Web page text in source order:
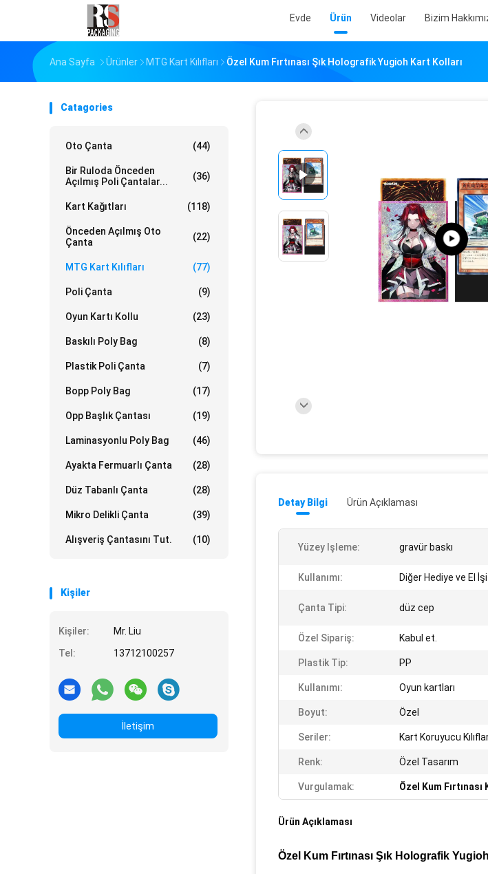
Evde Ürün Videolar Bizim
Ana Sayfa Ürünler MTG Kart Kılıfları Özel Kum Fırtınası Şık Holografik Yugioh Kart Kolları
Catagories
Oto Çanta (44)
Bir Ruloda Önceden
Açılmış Poli Çantalar...
(36)
Kart Kağıtları (118)
Önceden Açılmış Oto
Çanta
(22)
MTG Kart Kılıfları (77)
Poli Çanta (9)
Oyun Kartı Kollu (23)
Baskılı Poly Bag (8)
Plastik Poli Çanta (7)
Bopp Poly Bag (17)
Opp Başlık Çantası (19)
Laminasyonlu Poly Bag (46)
Ayakta Fermuarlı Çanta (28)
Düz Tabanlı Çanta (28)
Mikro Delikli Çanta (39)
Alışveriş Çantasını Tut. (10)
Kişiler
Kişiler:
Mr. Liu
Tel:
13712100257
İletişim
Detay Bilgi Ürün Açıklaması
Yüzey Işleme: gravür baskı
Kullanımı: Diğer Hediye ve El İşi
Çanta Tipi: düz cep
Özel Sipariş: Kabul et.
Plastik Tip: PP
Kullanımı: Oyun kartları
Boyut: Özel
Seriler: Kart Koruyucu
Renk: Özel Tasarım
Vurgulamak: Özel Kum Fırtınası
Ürün Açıklaması
Özel Kum Fırtınası Şık Holografik